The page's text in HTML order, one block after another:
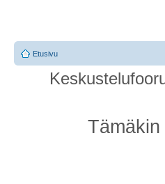
Etusivu
Tämäkin